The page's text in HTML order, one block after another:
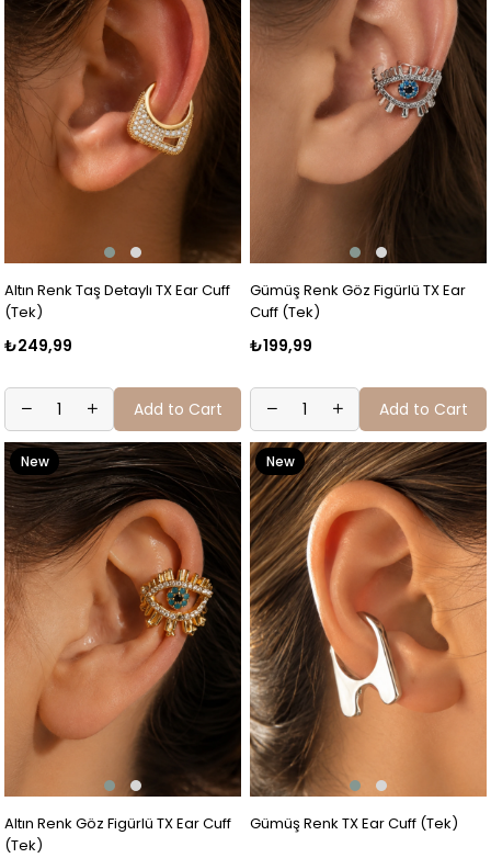
Altın Renk Taş Detaylı TX Ear Cuff
(Tek)
₺249,99
Add to Cart
Gümüş Renk Göz Figürlü TX Ear
Cuff (Tek)
₺199,99
Add to Cart
Altın Renk Göz Figürlü TX Ear Cuff
(Tek)
New
Item
Gümüş Renk TX Ear Cuff (Tek)
New
Item